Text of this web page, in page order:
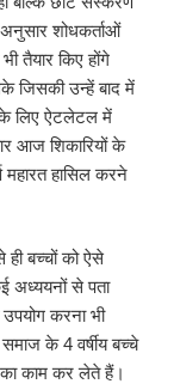
अनुसार शोधकर्ताओं
तैयार किए होंगे
जिसकी उन्हें बाद में
के लिए ऐटलेटल में
आज शिकारियों के
महारत हासिल करने
बच्चों को ऐसे
अध्ययनों से पता
करना भी
के 4 वर्षीय बच्चे
काम कर लेते हैं।